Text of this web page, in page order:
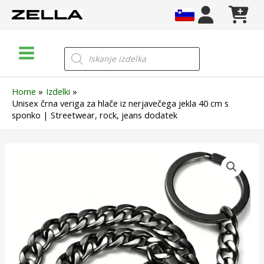
Menu
Products
search
Home
Izdelki
Unisex črna veriga za hlače iz nerjavečega jekla 40 cm s
sponko | Streetwear, rock, jeans dodatek
nerjavečega
jekla